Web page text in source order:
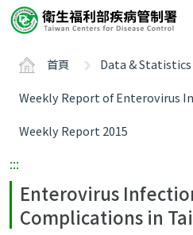
要
ALT+C
首頁
Data & Statistics
Weekly Report of Enterovirus
Weekly Report 2015
:::
Enterovirus
Complications in